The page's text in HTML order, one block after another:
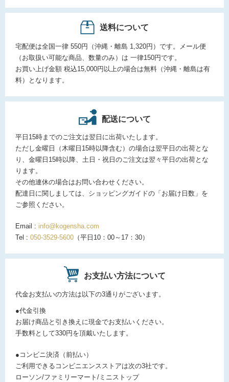
送料について
宅配便は全国一律 550円（沖縄・離島 1,320円）です。メール便
（お取扱い可能な商品、数量のみ）は 一律150円です。
お買い上げ金額 税込15,000円以上の場合は無料（沖縄・離島は有
料）となります。
配送について
平日15時までのご注文は翌日に出荷いたします。
ただし金曜日（木曜日15時以降含む）の場合は翌平日の出荷とな
り、金曜日15時以降、土日・祝日のご注文は翌々平日の出荷とな
ります。
その他連休の場合はお問い合わせください。
配達日に関しましては、ショッピングガイドの「お届け日数」を
ご参照ください。
Email : info@kogensha.com
Tel : 050-3529-5600 （平日10：00～17：30）
お支払い方法について
代金お支払いの方法は以下の3通りがございます。
●代金引換
お届け商品と引き換えに現金でお支払いください。
手数料として330円を頂戴いたします。
●コンビニ決済（前払い）
ご利用できるコンビニエンスストアは次の3社です。
ローソン/ファミリーマート/ミニストップ